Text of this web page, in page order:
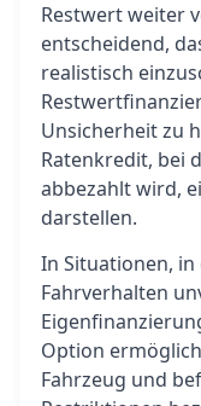
Restwert weiter
entscheidend,
realistisch
Unsicherheit zu
Ratenkredit, bei
abbezahlt wird,
darstellen.
In Situationen, in
Fahrverhalten
Option
Fahrzeug und